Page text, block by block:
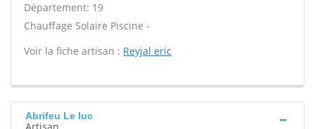
Département: 19
Chauffage Solaire Piscine -
Voir la fiche artisan : Reyjal eric
Abrifeu Le luc